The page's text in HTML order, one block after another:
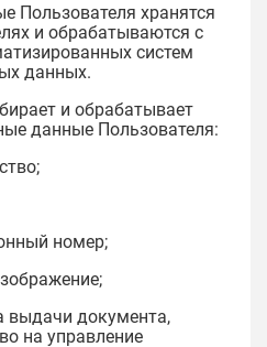
Пользователя хранятся
и обрабатываются с
систем
данных.
и обрабатывает
данные Пользователя:
номер;
выдачи документа,
на управление